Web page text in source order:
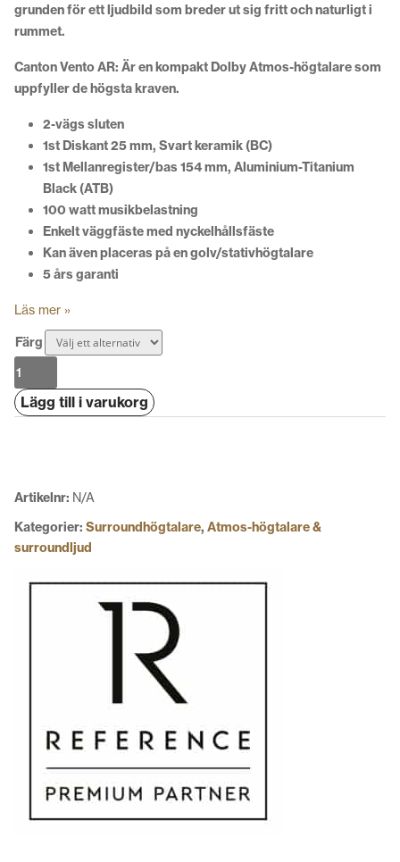
grunden för ett ljudbild som breder ut sig fritt och naturligt i
rummet.
Canton Vento AR: Är en kompakt Dolby Atmos-högtalare som
uppfyller de högsta kraven.
2-vägs sluten
1st Diskant 25 mm, Svart keramik (BC)
1st Mellanregister/bas 154 mm, Aluminium-Titanium
Black (ATB)
100 watt musikbelastning
Enkelt väggfäste med nyckelhållsfäste
Kan även placeras på en golv/stativhögtalare
5 års garanti
Läs mer »
Färg
Canton
Vento
ARLägg till i varukorg
Artikelnr: N/A
Kategorier: Surroundhögtalare, Atmos-högtalare &
surroundljud